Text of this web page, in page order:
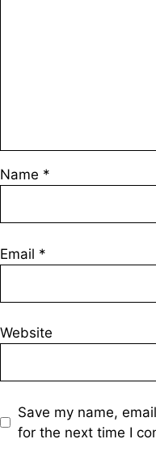
Name *
Email *
Website
Save my name,
for the next time I